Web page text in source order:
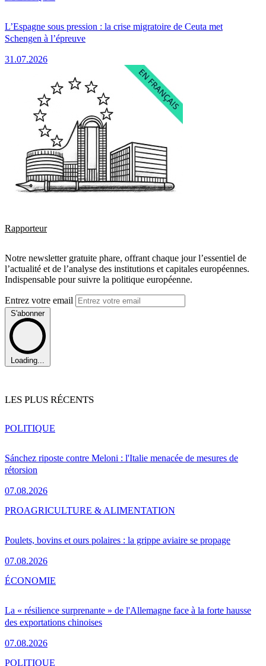
L’Espagne sous pression : la crise migratoire de Ceuta met
Schengen à l’épreuve
31.07.2026
Rapporteur
Notre newsletter gratuite phare, offrant chaque jour l’essentiel de
l’actualité et de l’analyse des institutions et capitales européennes.
Indispensable pour suivre la politique européenne.
Entrez votre email
S'abonner
Loading...
LES PLUS RÉCENTS
Sánchez riposte contre Meloni : l'Italie menacée de mesures de
rétorsion
07.08.2026
POLITIQUE
Poulets, bovins et ours polaires : la grippe aviaire se propage
07.08.2026
PROAGRICULTURE & ALIMENTATION
La « résilience surprenante » de l'Allemagne face à la forte hausse
des exportations chinoises
07.08.2026
ÉCONOMIE
POLITIQUE